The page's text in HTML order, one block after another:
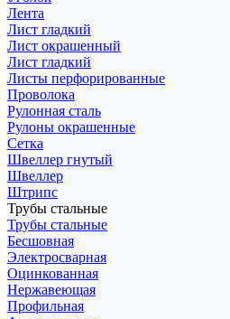
Лента
Лист гладкий
Лист окрашенный
Лист гладкий
Листы перфорированные
Проволока
Рулонная сталь
Рулоны окрашенные
Сетка
Швеллер гнутый
Швеллер
Штрипс
Трубы стальные
Трубы стальные
Бесшовная
Электросварная
Оцинкованная
Нержавеющая
Профильная